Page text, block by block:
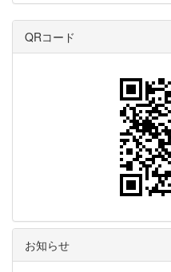
QRコード
お知らせ